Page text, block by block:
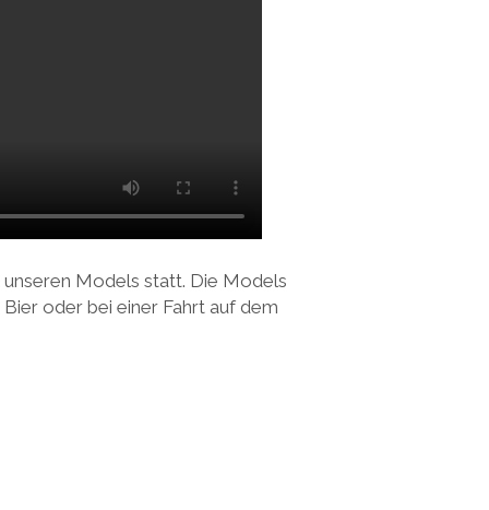
unseren Models statt. Die Models
oder bei einer Fahrt auf dem